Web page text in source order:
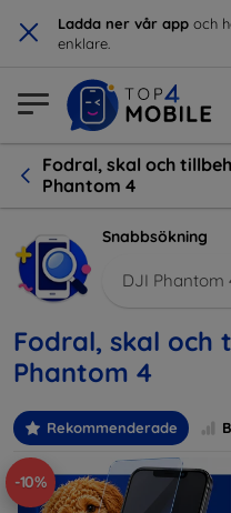
× Ladda ner vår app och
enklare.
Fodral, skal och
Phantom 4
Snabbsökning
DJI Phantom
Fodral, skal och
Phantom 4
Rekommenderade
-10%